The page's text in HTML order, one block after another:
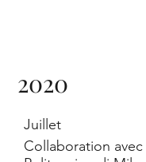
2020
Juillet
Collaboration